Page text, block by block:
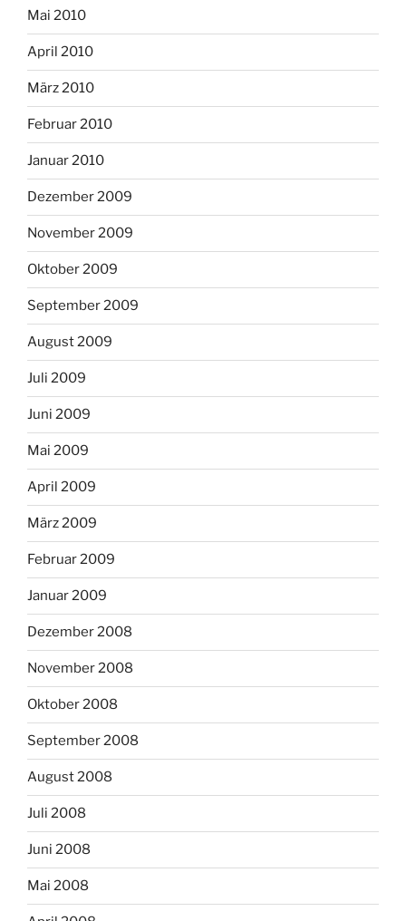
Mai 2010
April 2010
März 2010
Februar 2010
Januar 2010
Dezember 2009
November 2009
Oktober 2009
September 2009
August 2009
Juli 2009
Juni 2009
Mai 2009
April 2009
März 2009
Februar 2009
Januar 2009
Dezember 2008
November 2008
Oktober 2008
September 2008
August 2008
Juli 2008
Juni 2008
Mai 2008